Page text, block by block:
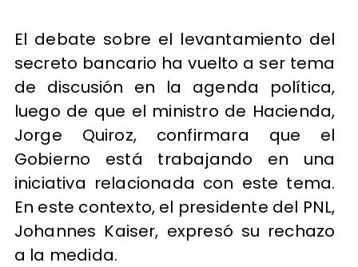
El debate sobre el levantamiento del
secreto bancario ha vuelto a ser tema
de discusión en la agenda política,
luego de que el ministro de Hacienda,
Jorge Quiroz, confirmara que el
Gobierno está trabajando en una
iniciativa relacionada con este tema.
En este contexto, el presidente del PNL,
Johannes Kaiser, expresó su rechazo
a la medida.